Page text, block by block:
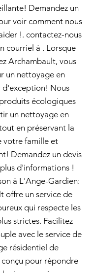
Demandez un
voir comment nous
!. contactez-nous
courriel à . Lorsque
Archambault, vous
un nettoyage en
d'exception! Nous
écologiques
un nettoyage en
en préservant la
votre famille et
Demandez un devis
d'informations !
à L'Ange-Gardien:
offre un service de
qui respecte les
strictes. Facilitez
avec le service de
résidentiel de
pour répondre